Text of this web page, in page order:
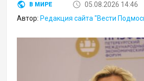
В МИРЕ
05.08.2026 14:46
Автор: Редакция сайта "Вести